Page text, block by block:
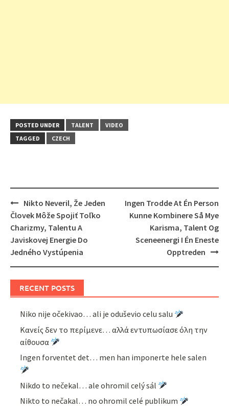
POSTED UNDER TALENT
VIDEO
TAGGED
CZECH
Post
navigation
Nikto Neveril, Že Jeden
Človek Môže Spojiť Toľko
Charizmy, Talentu A
Javiskovej Energie Do
Jedného Vystúpenia
Ingen Trodde At Én Person
Kunne Kombinere Så Mye
Karisma, Talent Og
Sceneenergi I Én Eneste
Opptreden
RECENT POSTS
Niko nije očekivao… ali je oduševio celu salu
Κανείς δεν το περίμενε… αλλά εντυπωσίασε όλη την
αίθουσα
Ingen forventet det… men han imponerte hele salen
Nikdo to nečekal… ale ohromil celý sál
Nikto to nečakal… no ohromil celé publikum